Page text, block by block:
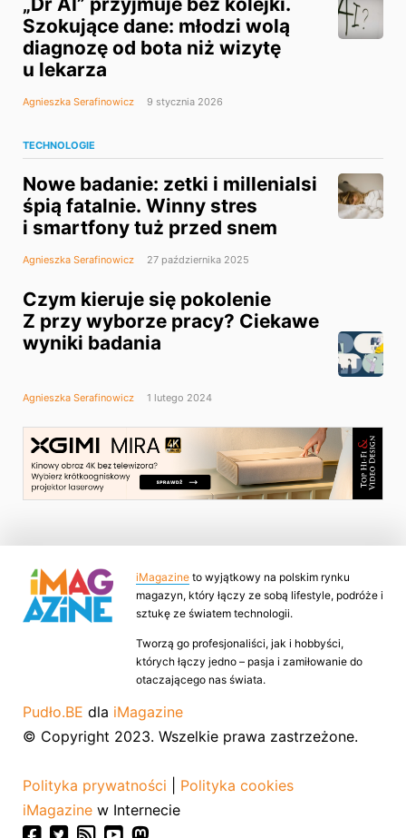
Szokujące dane: młodzi wolą
diagnozę od bota niż wizytę
u lekarza
Agnieszka Serafinowicz 9 stycznia 2026
TECHNOLOGIE
Nowe badanie: zetki i millenialsi
śpią fatalnie. Winny stres
i smartfony tuż przed snem
Agnieszka Serafinowicz 27 października 2025
Czym kieruje się pokolenie
Z przy wyborze pracy? Ciekawe
wyniki badania
Agnieszka Serafinowicz 1 lutego 2024
iMagazine to wyjątkowy na polskim rynku
magazyn, który łączy ze sobą lifestyle, podróże i
sztukę ze światem technologii.
Tworzą go profesjonaliści, jak i hobbyści,
których łączy jedno – pasja i zamiłowanie do
otaczającego nas świata.
Pudło.BE dla iMagazine
© Copyright 2023. Wszelkie prawa zastrzeżone.
Polityka prywatności
Polityka cookies
iMagazine w Internecie